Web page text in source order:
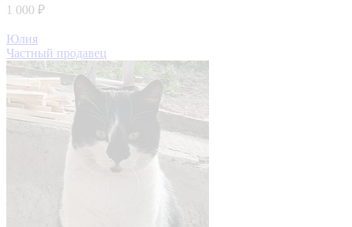
1 000 ₽
Юлия
Частный продавец